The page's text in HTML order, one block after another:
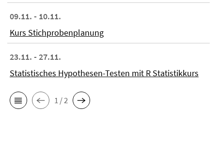
09.11. - 10.11.
Kurs Stichprobenplanung
23.11. - 27.11.
Statistisches Hypothesen-Testen mit R Statistikkurs
1 / 2